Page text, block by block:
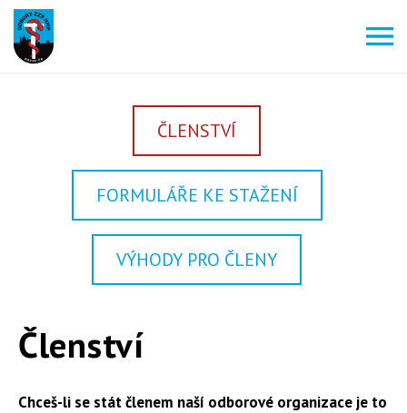
ČLENSTVÍ
FORMULÁŘE KE STAŽENÍ
VÝHODY PRO ČLENY
Členství
Chceš-li se stát členem naší odborové organizace je to